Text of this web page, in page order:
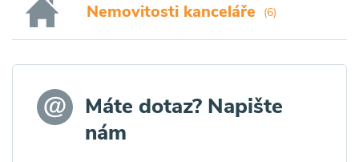
Nemovitosti kanceláře (6)
Máte dotaz? Napište
nám